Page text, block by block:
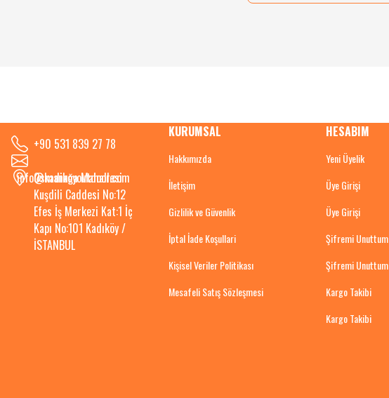
+90 531 839 27 78
info@kadikoyoutdoor.com
Osmanağa Mahallesi
Kuşdili Caddesi No:12
Efes İş Merkezi Kat:1 İç
Kapı No:101 Kadıköy /
İSTANBUL
KURUMSAL
Hakkımızda
İletişim
Gizlilik ve Güvenlik
İptal İade Koşullari
Kişisel Veriler Politikası
Mesafeli Satış Sözleşmesi
HESABIM
Yeni Üyelik
Üye Girişi
Üye Girişi
Şifremi Unuttum
Şifremi Unuttum
Kargo Takibi
Kargo Takibi